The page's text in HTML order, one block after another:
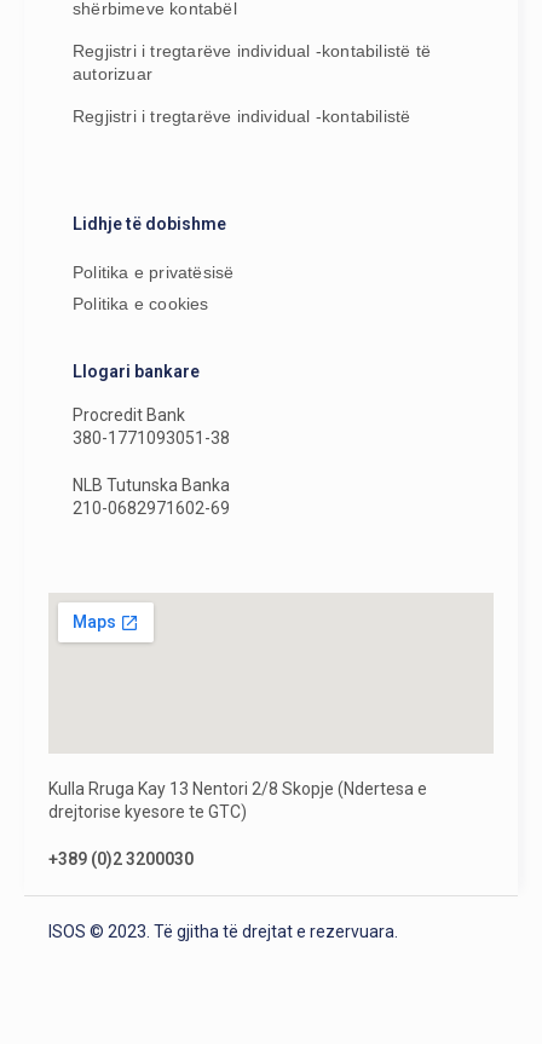
shërbimeve kontabël
Regjistri i tregtarëve individual -kontabilistë të
autorizuar
Regjistri i tregtarëve individual -kontabilistë
Lidhje të dobishme
Politika e privatësisë
Politika e cookies
Llogari bankare
Procredit Bank
380-1771093051-38
NLB Tutunska Banka
210-0682971602-69
Kulla Rruga Kay 13 Nentori 2/8 Skopje (Ndertesa e
drejtorise kyesore te GTC)
+389 (0)2 3200030
ISOS © 2023. Të gjitha të drejtat e rezervuara.